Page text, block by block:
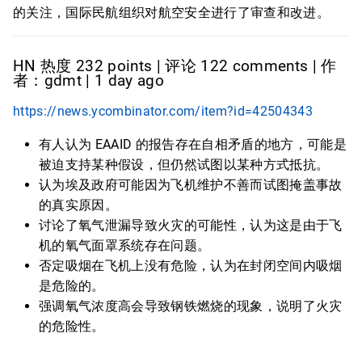
的关注，国际民航组织对航空安全进行了审查和改进。
HN 热度 232 points | 评论 122 comments | 作
者：gdmt | 1 day ago
https://news.ycombinator.com/item?id=42504343
有人认为 EAAID 的报告存在自相矛盾的地方，可能是
被迫支持某种假设，但仍然试图以某种方式抵抗。
认为埃及政府可能因为飞机维护不善而试图掩盖事故
的真实原因。
讨论了氧气泄漏导致火灾的可能性，认为这是由于飞
机的氧气面罩系统存在问题。
否定吸烟在飞机上没有危险，认为在封闭空间内吸烟
是危险的。
强调氧气浓度高会导致钢铁燃烧的现象，说明了火灾
的危险性。